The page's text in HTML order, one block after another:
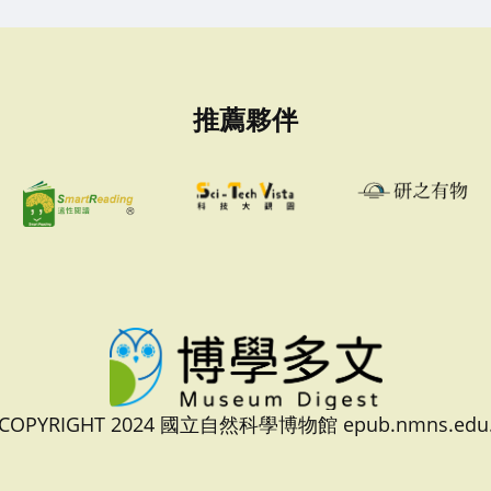
推薦夥伴
2024 國立自然科學博物館